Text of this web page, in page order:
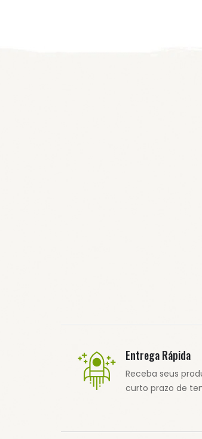
Entrega Rápida
Receba seus
curto prazo de